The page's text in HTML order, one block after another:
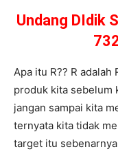
Undang DIdik
Apa itu R?? R
produk kita sebelum
jangan sampai kita
ternyata kita tidak
target itu